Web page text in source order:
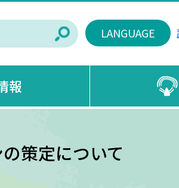
LANGUAGE
報
策定について